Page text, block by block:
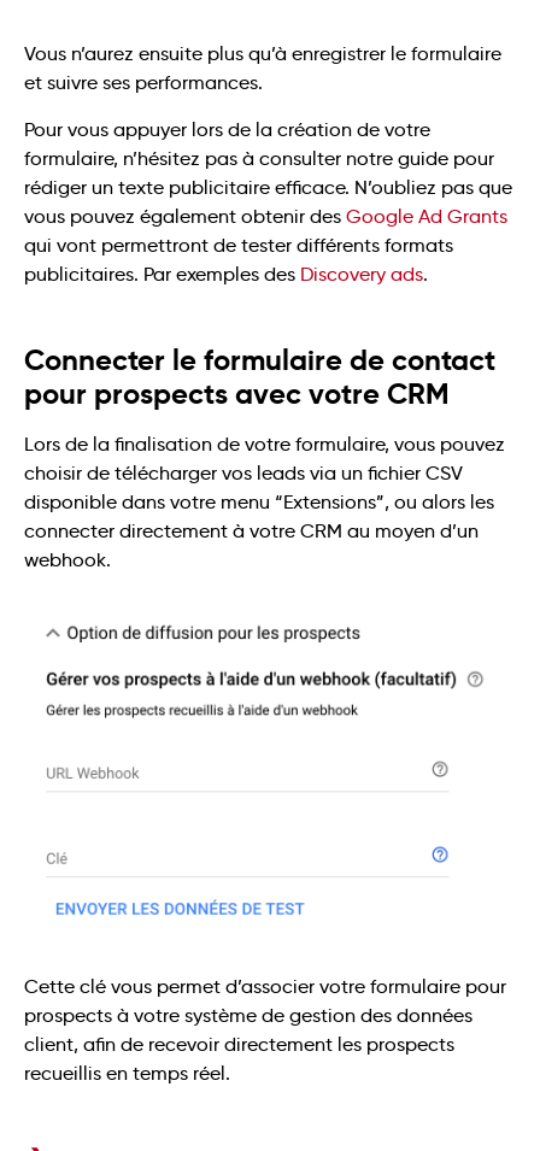
Vous n’aurez ensuite plus qu’à enregistrer le formulaire
et suivre ses performances.
Pour vous appuyer lors de la création de votre
formulaire, n’hésitez pas à consulter notre guide pour
rédiger un texte publicitaire efficace. N’oubliez pas que
vous pouvez également obtenir des Google Ad Grants
qui vont permettront de tester différents formats
publicitaires. Par exemples des Discovery ads.
Connecter le formulaire de contact
pour prospects avec votre CRM
Lors de la finalisation de votre formulaire, vous pouvez
choisir de télécharger vos leads via un fichier CSV
disponible dans votre menu “Extensions”, ou alors les
connecter directement à votre CRM au moyen d’un
webhook.
Cette clé vous permet d’associer votre formulaire pour
prospects à votre système de gestion des données
client, afin de recevoir directement les prospects
recueillis en temps réel.